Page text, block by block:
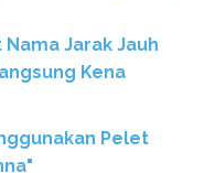
Jarak Jauh
Kena
Pelet